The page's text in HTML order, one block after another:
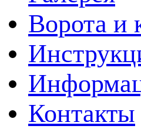
Ворота и
Контакты